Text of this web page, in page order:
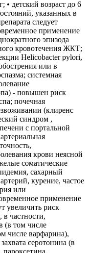
• детский возраст до 6
указанных в
следует
применение
эпизода
кровотечения ЖКТ;
Helicobacter pylori,
или в
системная
- повышен риск
почечная
(клиренс
синдром ,
с портальной
крови неясной
соматические
сахарный
курение, частое
или
применение
увеличить риск
в частности,
(в том числе
числе варфарина),
серотонина (в